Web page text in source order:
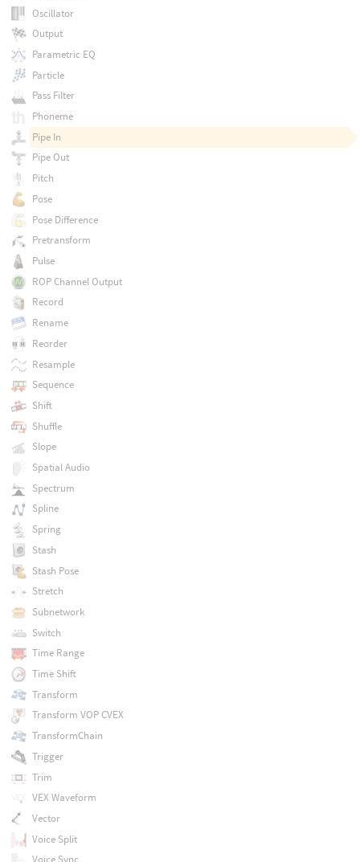
Oscillator
Output
Parametric EQ
Particle
Pass Filter
Phoneme
Pipe In
Pipe Out
Pitch
Pose
Pose Difference
Pretransform
Pulse
ROP Channel Output
Record
Rename
Reorder
Resample
Sequence
Shift
Shuffle
Slope
Spatial Audio
Spectrum
Spline
Spring
Stash
Stash Pose
Stretch
Subnetwork
Switch
Time Range
Time Shift
Transform
Transform VOP CVEX
TransformChain
Trigger
Trim
VEX Waveform
Vector
Voice Split